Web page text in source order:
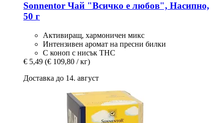
Sonnentor Чай "Всичко е любов", Насипно,
50 г
Активиращ, хармоничен микс
Интензивен аромат на пресни билки
С коноп с нисък THC
€ 5,49 (€ 109,80 / кг)
Доставка до 14. август